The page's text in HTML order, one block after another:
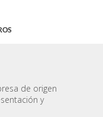
de origen
y